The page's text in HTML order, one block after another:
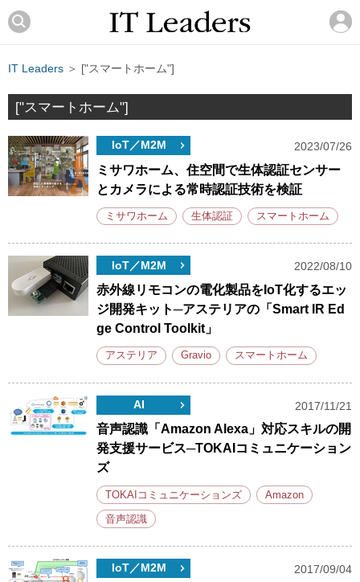
IT Leaders ＞ ["スマートホーム"]
["スマートホーム"]
IoT／M2M 2023/07/26
ミサワホーム、住空間で生体認証センサー
とカメラによる常時認証技術を検証
ミサワホーム 生体認証 スマートホーム
IoT／M2M 2022/08/10
赤外線リモコンの電化製品をIoT化するエッ
ジ開発キット─アステリアの「Smart IR Ed
ge Control Toolkit」
アステリア Gravio スマートホーム
AI 2017/11/21
音声認識「Amazon Alexa」対応スキルの開
発支援サービス─TOKAIコミュニケーション
ズ
TOKAIコミュニケーションズ Amazon
音声認識
IoT／M2M 2017/09/04